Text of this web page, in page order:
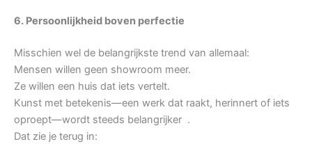
6. Persoonlijkheid boven perfectie
Misschien wel de belangrijkste trend van allemaal:
Mensen willen geen showroom meer.
Ze willen een huis dat iets vertelt.
Kunst met betekenis—een werk dat raakt, herinnert of iets
oproept—wordt steeds belangrijker .
Dat zie je terug in: